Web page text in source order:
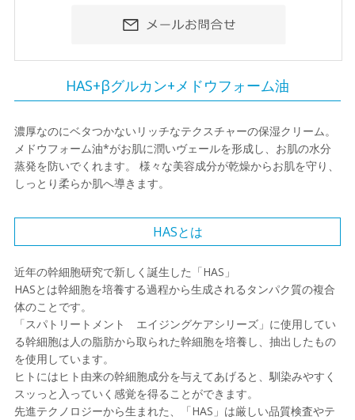
HAS+βグルカン+メドウフォーム油
濃厚なのにベタつかないリッチなテクスチャーの保湿クリーム。
メドウフォーム油*がお肌に潤いヴェールを形成し、お肌の水分
蒸発を防いでくれます。 様々な美容成分が乾燥からお肌を守り、
しっとり柔らか肌へ導きます。
HASとは
近年の幹細胞研究で新しく誕生した「HAS」
HASとは幹細胞を培養する過程から生成されるタンパク質の複合
体のことです。
「スパトリートメント エイジングケアシリーズ」に使用してい
る幹細胞は人の脂肪から取られた幹細胞を培養し、抽出したもの
を使用しています。
ヒトにはヒト由来の幹細胞成分を与えてあげると、馴染みやすく
スッっと入っていく感覚を得ることができます。
先進テクノロジーから生まれた、「HAS」は厳しい品質検査やテ